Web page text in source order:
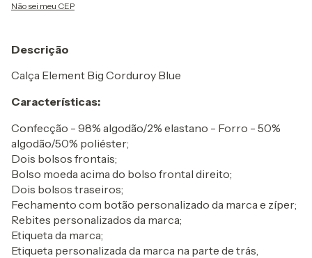
Não sei meu CEP
Descrição
Calça Element Big Corduroy Blue
Características:
Confecção - 98% algodão/2% elastano - Forro - 50%
algodão/50% poliéster;
Dois bolsos frontais;
Bolso moeda acima do bolso frontal direito;
Dois bolsos traseiros;
Fechamento com botão personalizado da marca e zíper;
Rebites personalizados da marca;
Etiqueta da marca;
Etiqueta personalizada da marca na parte de trás,